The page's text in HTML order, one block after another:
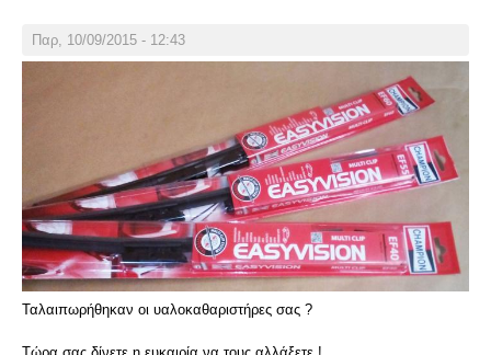
Παρ, 10/09/2015 - 12:43
Ταλαιπωρήθηκαν οι υαλοκαθαριστήρες σας ?